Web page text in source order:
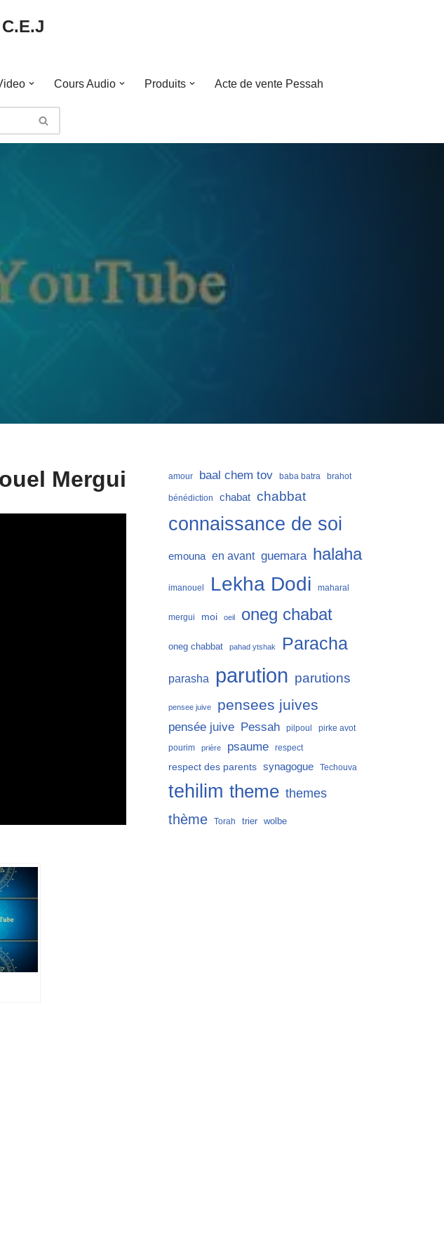
Cours Audio Produits Acte de vente Pessah
Mergui amour baal chem tov baba batra brahot
bénédiction chabat chabbat
connaissance de soi
emouna en avant guemara halaha
imanouel Lekha Dodi maharal
mergui moi oeil oneg chabat
oneg chabbat pahad ytshak Paracha
parasha parution parutions
pensee juive pensees juives
pensée juive Pessah pilpoul
pirke avot
pourim
prière psaume respect
respect des parents synagogue Techouva
tehilim theme themes
thème Torah trier wolbe